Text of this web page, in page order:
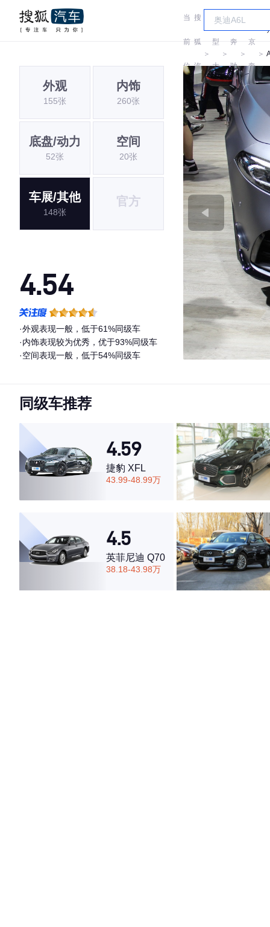
当
前
位
置:
搜
狐
汽
车
＞
车
型
大
全
＞
奔
驰
＞
京
奔
驰
＞
外观
155张
内饰
260张
底盘/动力
52张
空间
20张
车展/其他
148张
官方
4.54
·外观表现一般，低于61%同级车
·内饰表现较为优秀，优于93%同级车
·空间表现一般，低于54%同级车
同级车推荐
4.59
捷豹 XFL
43.99-48.99万
4.5
英菲尼迪 Q70
38.18-43.98万